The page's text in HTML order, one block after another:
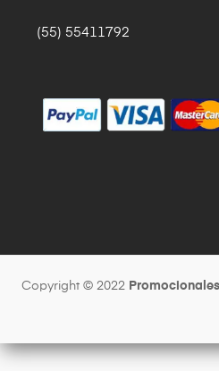
(55) 55411792
Copyright © 2022